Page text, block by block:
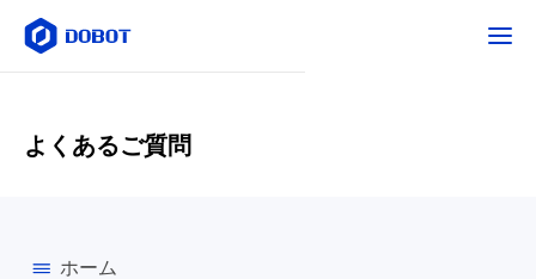
よくあるご質問
ホーム